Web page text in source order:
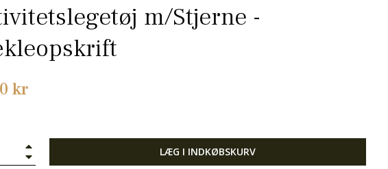
m/Stjerne -
kr
LÆG I INDKØBSKURV